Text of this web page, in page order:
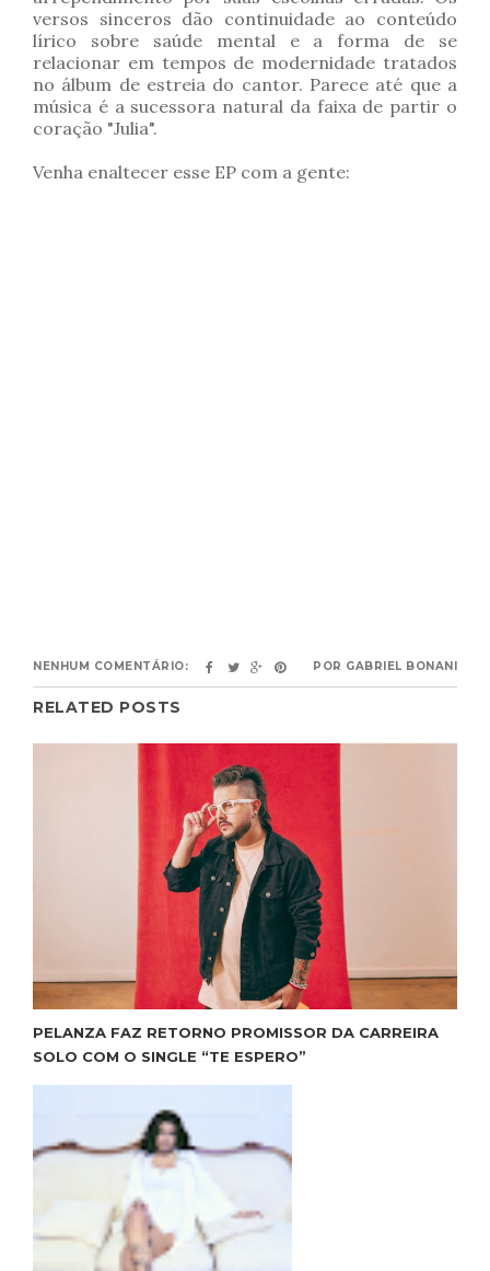
versos sinceros dão continuidade ao conteúdo
lírico sobre saúde mental e a forma de se
relacionar em tempos de modernidade tratados
no álbum de estreia do cantor. Parece até que a
música é a sucessora natural da faixa de partir o
coração "Julia".
Venha enaltecer esse EP com a gente:
NENHUM COMENTÁRIO: POR GABRIEL BONANI
RELATED POSTS
PELANZA FAZ RETORNO PROMISSOR DA CARREIRA
SOLO COM O SINGLE “TE ESPERO”